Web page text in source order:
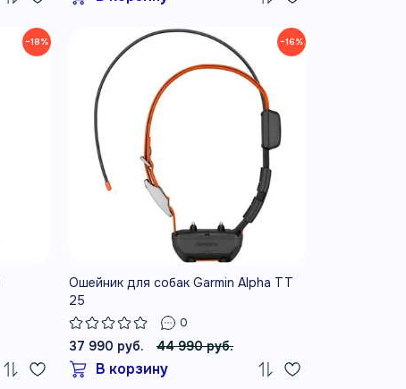
−18% −16%
Ошейник для собак Garmin Alpha TT
25
0
37 990 руб. 44 990 руб.
В корзину